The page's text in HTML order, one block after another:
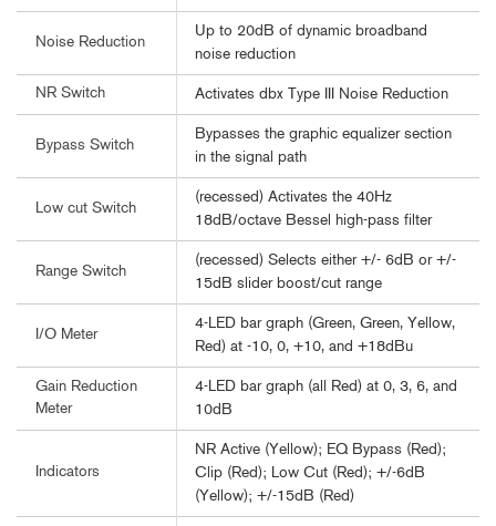
Noise Reduction
Up to 20dB of dynamic broadband
noise reduction
NR Switch Activates dbx Type III Noise Reduction
Bypass Switch
Bypasses the graphic equalizer section
in the signal path
Low cut Switch
(recessed) Activates the 40Hz
18dB/octave Bessel high-pass filter
Range Switch
(recessed) Selects either +/- 6dB or +/-
15dB slider boost/cut range
I/O Meter
4-LED bar graph (Green, Green, Yellow,
Red) at -10, 0, +10, and +18dBu
Gain Reduction
Meter
4-LED bar graph (all Red) at 0, 3, 6, and
10dB
Indicators
NR Active (Yellow); EQ Bypass (Red);
Clip (Red); Low Cut (Red); +/-6dB
(Yellow); +/-15dB (Red)